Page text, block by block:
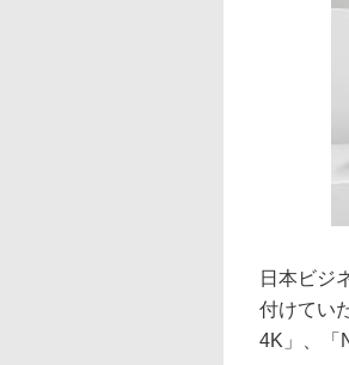
日本ビジ
付けてい
4K」、「